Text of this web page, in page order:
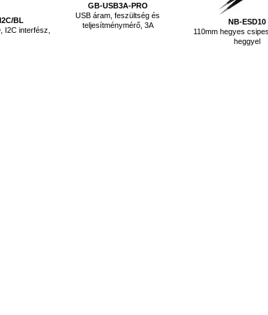
BL
I2C interfész,
GB-USB3A-PRO
USB áram, feszültség és
teljesítménymérő, 3A
NB-ESD10
110mm hegyes
heggyel